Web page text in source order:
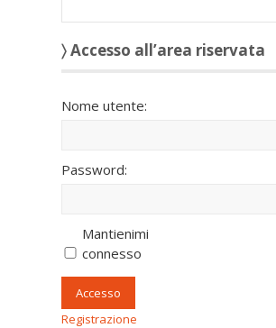
〉 Accesso all’area riservata
Nome utente:
Password:
Mantienimi
connesso
Accesso
Registrazione